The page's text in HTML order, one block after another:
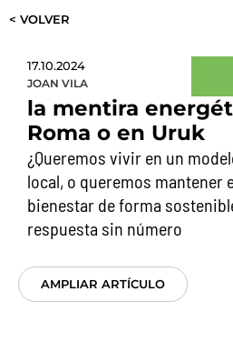
< VOLVER
17.10.2024
JOAN VILA
la mentira
Roma o en Uruk
¿Queremos vivir en un
local, o queremos mantener
bienestar de forma
respuesta sin número
AMPLIAR ARTÍCULO